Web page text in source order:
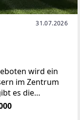
31.07.2026
wird ein
im Zentrum
es die
und Satteldach